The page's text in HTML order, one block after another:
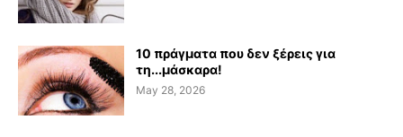
10 πράγματα που δεν ξέρεις για
τη...μάσκαρα!
May 28, 2026